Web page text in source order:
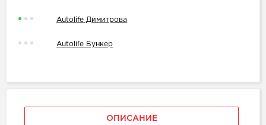
Autolife Димитрова
Autolife Бункер
ОПИСАНИЕ